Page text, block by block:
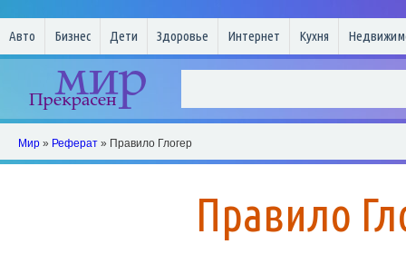
Авто Бизнес Дети Здоровье Интернет Кухня
Мир » Реферат » Правило Глогер
Правило